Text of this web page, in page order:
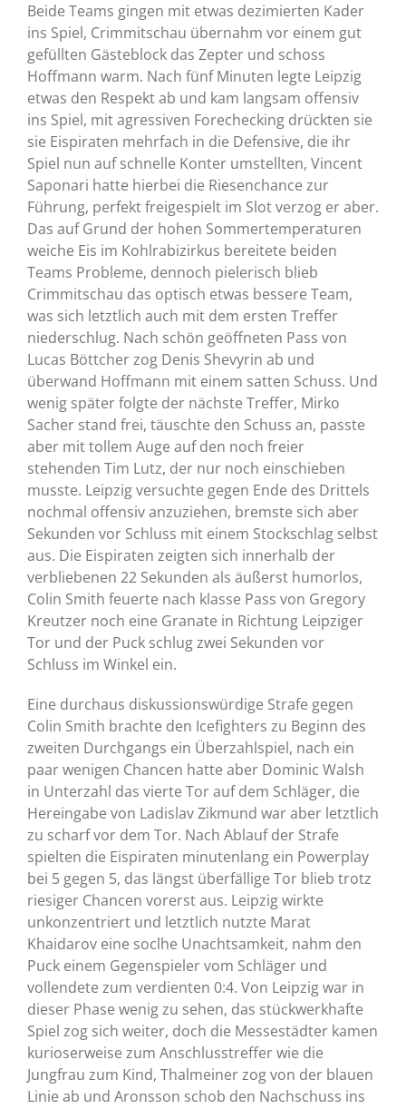
Beide Teams gingen mit etwas dezimierten Kader
ins Spiel, Crimmitschau übernahm vor einem gut
gefüllten Gästeblock das Zepter und schoss
Hoffmann warm. Nach fünf Minuten legte Leipzig
etwas den Respekt ab und kam langsam offensiv
ins Spiel, mit agressiven Forechecking drückten sie
sie Eispiraten mehrfach in die Defensive, die ihr
Spiel nun auf schnelle Konter umstellten, Vincent
Saponari hatte hierbei die Riesenchance zur
Führung, perfekt freigespielt im Slot verzog er aber.
Das auf Grund der hohen Sommertemperaturen
weiche Eis im Kohlrabizirkus bereitete beiden
Teams Probleme, dennoch pielerisch blieb
Crimmitschau das optisch etwas bessere Team,
was sich letztlich auch mit dem ersten Treffer
niederschlug. Nach schön geöffneten Pass von
Lucas Böttcher zog Denis Shevyrin ab und
überwand Hoffmann mit einem satten Schuss. Und
wenig später folgte der nächste Treffer, Mirko
Sacher stand frei, täuschte den Schuss an, passte
aber mit tollem Auge auf den noch freier
stehenden Tim Lutz, der nur noch einschieben
musste. Leipzig versuchte gegen Ende des Drittels
nochmal offensiv anzuziehen, bremste sich aber
Sekunden vor Schluss mit einem Stockschlag selbst
aus. Die Eispiraten zeigten sich innerhalb der
verbliebenen 22 Sekunden als äußerst humorlos,
Colin Smith feuerte nach klasse Pass von Gregory
Kreutzer noch eine Granate in Richtung Leipziger
Tor und der Puck schlug zwei Sekunden vor
Schluss im Winkel ein.
Eine durchaus diskussionswürdige Strafe gegen
Colin Smith brachte den Icefighters zu Beginn des
zweiten Durchgangs ein Überzahlspiel, nach ein
paar wenigen Chancen hatte aber Dominic Walsh
in Unterzahl das vierte Tor auf dem Schläger, die
Hereingabe von Ladislav Zikmund war aber letztlich
zu scharf vor dem Tor. Nach Ablauf der Strafe
spielten die Eispiraten minutenlang ein Powerplay
bei 5 gegen 5, das längst überfällige Tor blieb trotz
riesiger Chancen vorerst aus. Leipzig wirkte
unkonzentriert und letztlich nutzte Marat
Khaidarov eine soclhe Unachtsamkeit, nahm den
Puck einem Gegenspieler vom Schläger und
vollendete zum verdienten 0:4. Von Leipzig war in
dieser Phase wenig zu sehen, das stückwerkhafte
Spiel zog sich weiter, doch die Messestädter kamen
kurioserweise zum Anschlusstreffer wie die
Jungfrau zum Kind, Thalmeiner zog von der blauen
Linie ab und Aronsson schob den Nachschuss ins